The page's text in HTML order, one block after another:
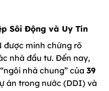
Sôi Động và Uy Tín
được minh chứng rõ
nhà đầu tư. Đến nay,
nhà chung” của 39
án trong nước (DDI) và